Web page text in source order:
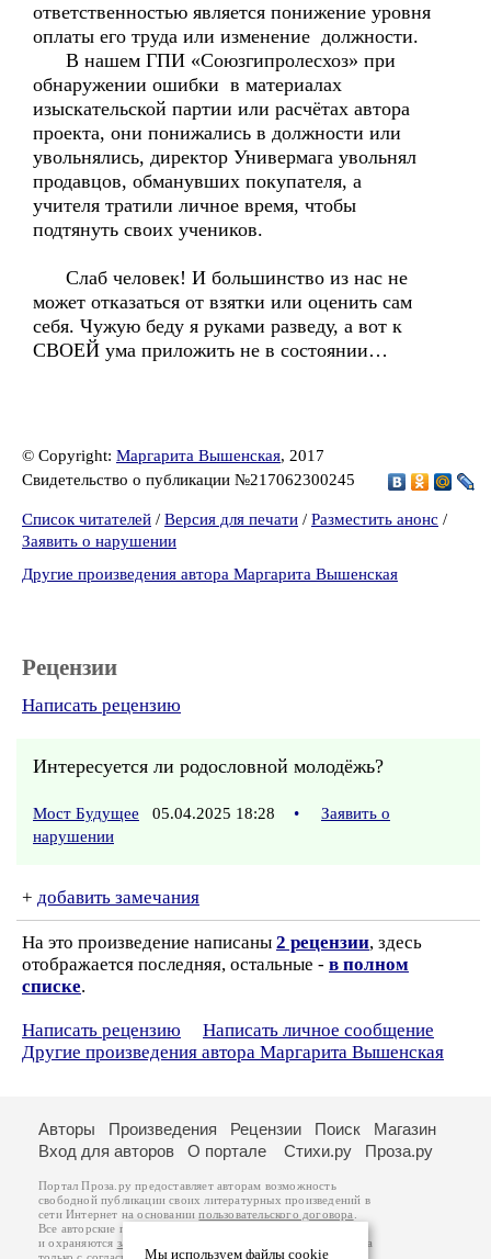
ответственностью является понижение уровня
оплаты его труда или изменение должности.
В нашем ГПИ «Союзгипролесхоз» при
обнаружении ошибки в материалах
изыскательской партии или расчётах автора
проекта, они понижались в должности или
увольнялись, директор Универмага увольнял
продавцов, обманувших покупателя, а
учителя тратили личное время, чтобы
подтянуть своих учеников.
Слаб человек! И большинство из нас не
может отказаться от взятки или оценить сам
себя. Чужую беду я руками разведу, а вот к
СВОЕЙ ума приложить не в состоянии…
© Copyright: Маргарита Вышенская, 2017
Свидетельство о публикации №217062300245
Список читателей / Версия для печати / Разместить анонс /
Заявить о нарушении
Другие произведения автора Маргарита Вышенская
Рецензии
Написать рецензию
Интересуется ли родословной молодёжь?
Мост Будущее 05.04.2025 18:28 •
Заявить о
нарушении
+ добавить замечания
На это произведение написаны 2 рецензии, здесь
отображается последняя, остальные - в полном
списке.
Написать рецензию
Написать личное сообщение
Другие произведения автора Маргарита Вышенская
Мы используем файлы cookie
Авторы Произведения Рецензии Поиск
Магазин
Вход для авторов
О портале Стихи.ру Проза.ру
Портал Проза.ру предоставляет авторам возможность
свободной публикации своих литературных произведений в
сети Интернет на основаниипользовательского договора
Все авторские права на произведения принадлежат авторам
и охраняются законом
. Перепечатка произведений возможна